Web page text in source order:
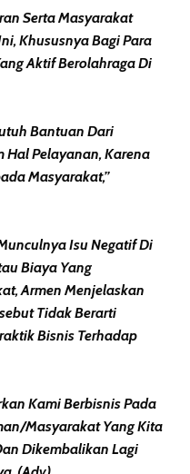
Serta Masyarakat
Khususnya Bagi Para
Aktif Berolahraga Di
Bantuan Dari
Hal Pelayanan, Karena
Masyarakat,”
Isu Negatif Di
Biaya Yang
Armen Menjelaskan
Tidak Berarti
Bisnis Terhadap
Kami Berbisnis Pada
masyarakat Yang Kita
Dikembalikan Lagi